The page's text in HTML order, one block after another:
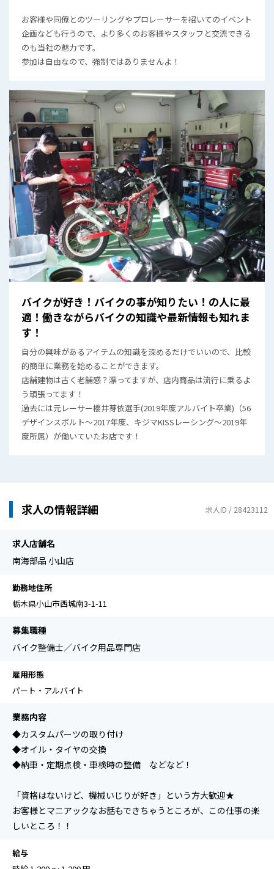
お客様や同僚とのツーリングやプロレーサーを招いてのイベント
企画なども行うので、より多くのお客様やスタッフと交流できる
のも当社の魅力です。
参加は自由なので、強制ではありませんよ！
バイクが好き！バイクの事が知りたい！の人に最
適！働きながらバイクの知識や最新情報も知れま
す！
自分の興味があるアイテムの知識を深めるだけでいいので、比較
的簡単に業務を始めることができます。
店舗建物は古く老舗感？漂ってますが、店内商品は流行に乗るよ
う頑張ってます！
過去には元レーサー櫻井芽依選手(2019年度アルバイト卒業)（56
デザインスポルト～2017年度、キジマKISSレーシング～2019年
度所属）が働いていたお店です！
求人の情報詳細 求人ID / 28423112
求人店舗名
南海部品 小山店
勤務地住所
栃木県小山市西城南3-1-11
募集職種
バイク整備士／バイク用品専門店
雇用形態
パート・アルバイト
業務内容
◆カスタムパーツの取り付け
◆オイル・タイヤの交換
◆納車・定期点検・車検時の整備 などなど！
「資格はないけど、機械いじりが好き」という方大歓迎★
お客様とマニアックなお話もできちゃうところが、この仕事の楽
しいところ！！
給与